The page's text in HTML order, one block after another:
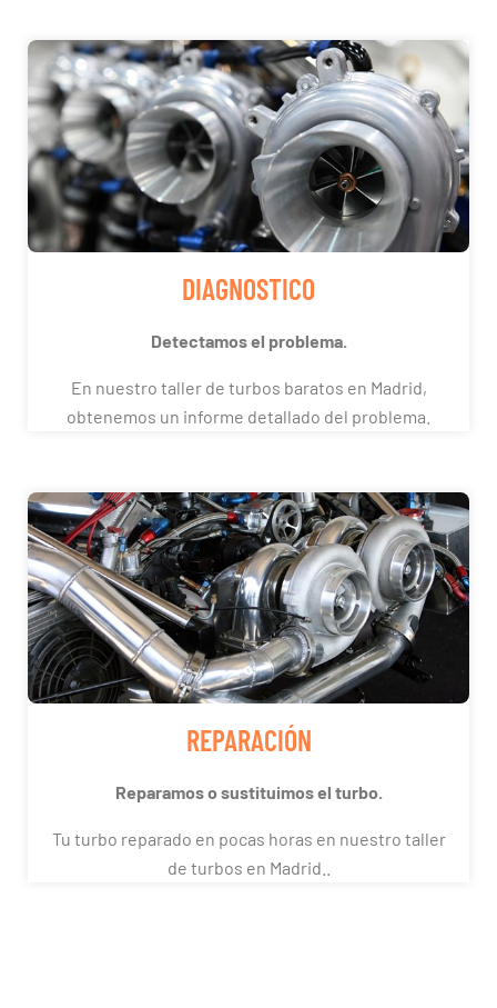
DIAGNOSTICO
Detectamos el problema.
En nuestro taller de turbos baratos en Madrid,
obtenemos un informe detallado del problema.
REPARACIÓN
Reparamos o sustituimos el turbo.
Tu turbo reparado en pocas horas en nuestro taller
de turbos en Madrid..